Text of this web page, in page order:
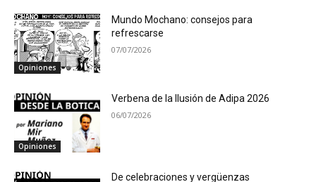
Opiniones
Mundo Mochano: consejos para
refrescarse
07/07/2026
Opiniones
Verbena de la Ilusión de Adipa 2026
06/07/2026
De celebraciones y vergüenzas